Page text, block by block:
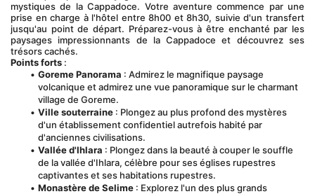
mystiques de la Cappadoce. Votre aventure commence par une
prise en charge à l'hôtel entre 8h00 et 8h30, suivie d'un transfert
jusqu'au point de départ. Préparez-vous à être enchanté par les
paysages impressionnants de la Cappadoce et découvrez ses
trésors cachés.
Points forts :
Goreme Panorama : Admirez le magnifique paysage
volcanique et admirez une vue panoramique sur le charmant
village de Goreme.
Ville souterraine : Plongez au plus profond des mystères
d'un établissement confidentiel autrefois habité par
d'anciennes civilisations.
Vallée d'Ihlara : Plongez dans la beauté à couper le souffle
de la vallée d'Ihlara, célèbre pour ses églises rupestres
captivantes et ses habitations rupestres.
Monastère de Selime : Explorez l'un des plus grands